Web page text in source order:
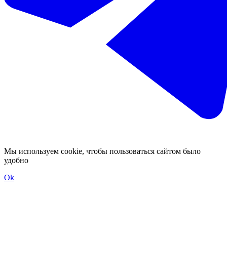
Мы используем cookie, чтобы пользоваться сайтом было
удобно
Ok